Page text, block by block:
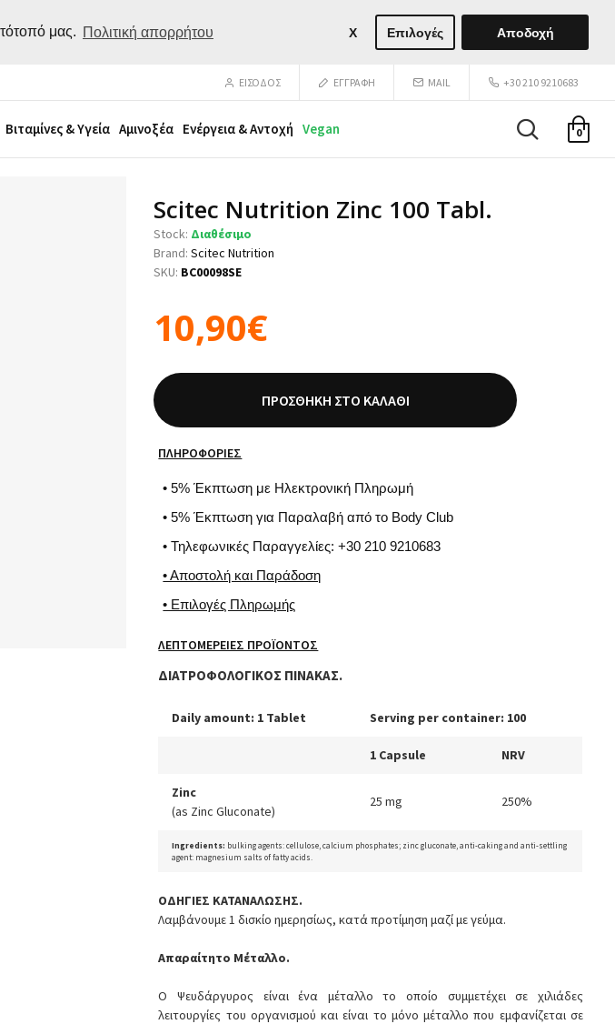
μας. Πολιτική απορρήτου X Επιλογές Αποδοχή
ΕΙΣΟΔΟΣ ΕΓΓΡΑΦΉ MAIL +30 210 9210683
Βιταμίνες & Υγεία Αμινοξέα Ενέργεια & Αντοχή Vegan 0
Scitec Nutrition Zinc 100 Tabl.
Stock: Διαθέσιμο
Brand: Scitec Nutrition
SKU: BC00098SE
10,90€
ΠΡΟΣΘΉΚΗ ΣΤΟ ΚΑΛΆΘΙ
ΠΛΗΡΟΦΟΡΊΕΣ
• 5% Έκπτωση με Ηλεκτρονική Πληρωμή
• 5% Έκπτωση για Παραλαβή από το Body Club
• Τηλεφωνικές Παραγγελίες: +30 210 9210683
• Αποστολή και Παράδοση
• Επιλογές Πληρωμής
ΛΕΠΤΟΜΈΡΕΙΕΣ ΠΡΟΪΌΝΤΟΣ
ΔΙΑΤΡΟΦΟΛΟΓΙΚΟΣ ΠΙΝΑΚΑΣ.
Daily amount: 1 Tablet Serving per container: 100
1 Capsule NRV
Zinc
(as Zinc Gluconate)
25 mg 250%
Ingredients: bulking agents: cellulose, calcium phosphates; zinc gluconate, anti-caking and anti-settling
agent: magnesium salts of fatty acids.
ΟΔΗΓΙΕΣ ΚΑΤΑΝΑΛΩΣΗΣ.
Λαμβάνουμε 1 δισκίο ημερησίως, κατά προτίμηση μαζί με γεύμα.
Απαραίτητο Μέταλλο.
Ο Ψευδάργυρος είναι ένα μέταλλο το οποίο συμμετέχει σε χιλιάδες
λειτουργίες του οργανισμού και είναι το μόνο μέταλλο που εμφανίζεται σε